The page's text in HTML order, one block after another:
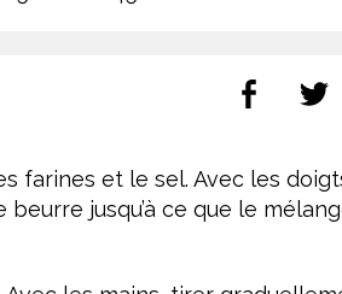
farines et le sel. Avec les
jusqu’à ce que le